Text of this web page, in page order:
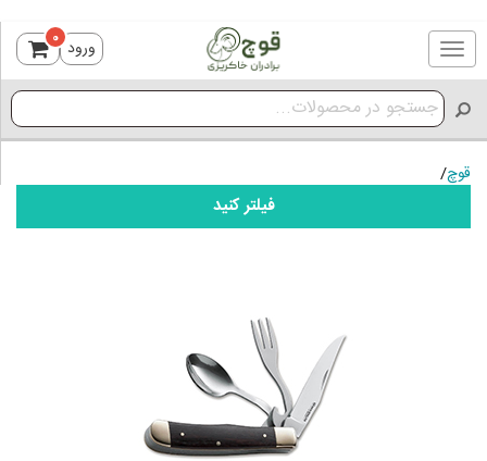
Toggle
navigation
ورود 0
قوچ/
فیلتر کنید